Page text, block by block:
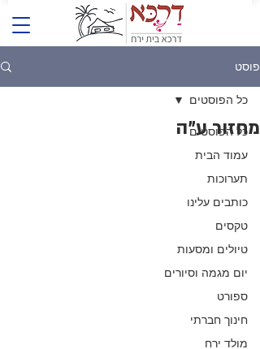
פוסט
כל הפוסטים
עמוד הבית
תערוכות
כותבים עלינו
טקסים
טיולים ומסעות
יום מגמה וסיורים
ספורט
חינוך חברתי
מולד ירח
כל הפוסטים
מחזור ע"ה